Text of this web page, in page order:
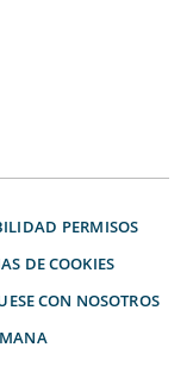
PERMISOS
DE COOKIES
CON NOSOTROS